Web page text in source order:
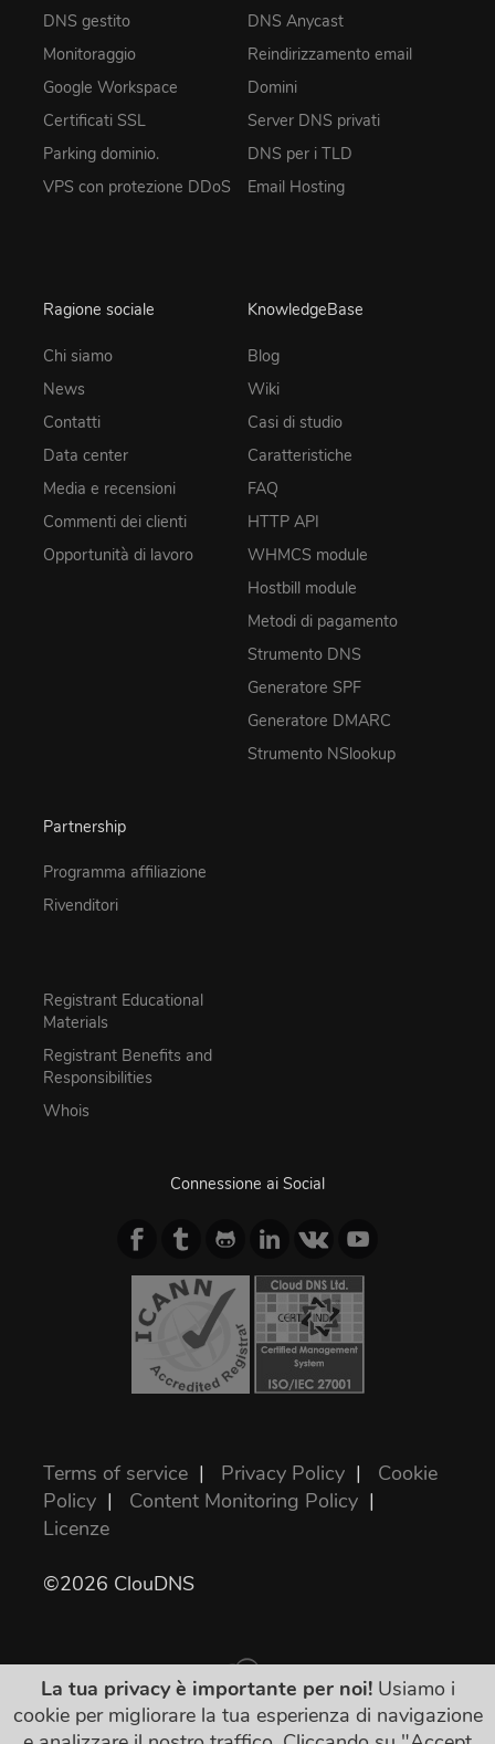
DNS gestito
Monitoraggio
Google Workspace
Certificati SSL
Parking dominio.
VPS con protezione DDoS
DNS Anycast
Reindirizzamento email
Domini
Server DNS privati
DNS per i TLD
Email Hosting
Ragione sociale
Chi siamo
News
Contatti
Data center
Media e recensioni
Commenti dei clienti
Opportunità di lavoro
KnowledgeBase
Blog
Wiki
Casi di studio
Caratteristiche
FAQ
HTTP API
WHMCS module
Hostbill module
Metodi di pagamento
Strumento DNS
Generatore SPF
Generatore DMARC
Strumento NSlookup
Partnership
Programma affiliazione
Rivenditori
Registrant Educational
Materials
Registrant Benefits and
Responsibilities
Whois
Connessione ai Social
Terms of service | Privacy Policy | Cookie
Policy | Content Monitoring Policy |
Licenze
©2026 ClouDNS
La tua privacy è importante per noi!Usiamo i
cookie per migliorare la tua esperienza di navigazione